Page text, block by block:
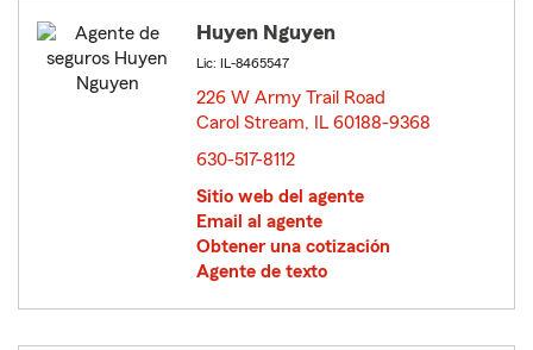
Huyen Nguyen
Lic: IL-8465547
226 W Army Trail Road
Carol Stream, IL 60188-9368
630-517-8112
Sitio web del agente
Email al agente
Obtener una cotización
Agente de texto